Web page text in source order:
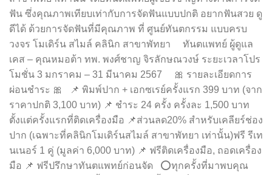
ฟัน ซึ่งคุณภาพเทียบเท่ากับการจัดฟันแบบปกติ อยากฟันสวย ดู
ดีได้ ด้วยการจัดฟันที่มีคุณภาพ ที่ ศูนย์ทันตกรรม แบบครบ
วงจร โมเดิร์น สไมล์ คลินิก สาขาพัทยา ทันตแพทย์ ผู้ดูแล
เคส – คุณหมอต้า ทพ. พงศ์ชาญ จิรลักษณวงษ์ ระยะเวลาโปร
โมชั่น 3 มกราคม – 31 มีนาคม 2567 🎀 รายละเอียดการ
ผ่อนชำระ 🎀 📌 พิมพ์ปาก + เอกซเรย์ครั้งแรก 399 บาท (จาก
ราคาปกติ 3,100 บาท) 📌 ชำระ 24 ครั้ง ครั้งละ 1,500 บาท
ตั้งแต่ครั้งแรกที่ติดเครื่องมือ 📌ส่วนลด20% สำหรับเคลียร์ช่อง
ปาก (เฉพาะที่คลินิกโมเดิร์นสไมล์ สาขาพัทยา เท่านั้น)ฟรี รีเท
นเนอร์ 1 คู่ (มูลค่า 6,000 บาท) 📌 ฟรีติดเครื่องมือ, ถอดเครื่อง
มือ 📌 ฟรีปรึกษาทันตแพทย์ก่อนจัด ⭕ทุกครั้งที่มาพบคุณ